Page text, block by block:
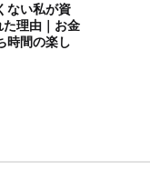
ない私が資
理由｜お金
時間の楽し